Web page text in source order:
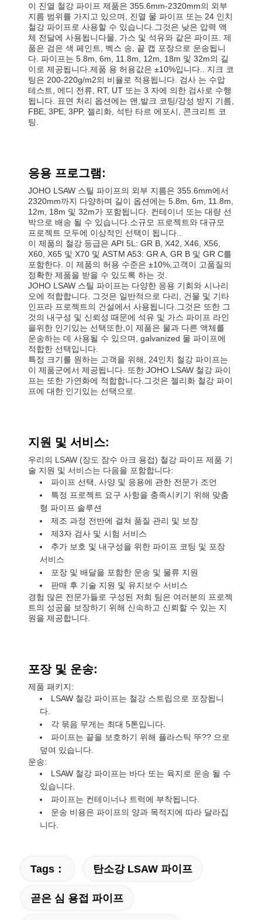
이 진열 철강 파이프 제품은 355.6mm-2320mm의 외부
지름 범위를 가지고 있으며, 진열 물 파이프 또는 24 인치
철강 파이프로 사용할 수 있습니다.그것은 낮은 압력 액
체 전달에 사용됩니다물, 가스 및 석유와 같은 파이프. 제
품은 검은 색 페인트, 벡스 송, 끝 캡 포장으로 운송됩니
다. 파이프는 5.8m, 6m, 11.8m, 12m, 18m 및 32m의 길
이로 제공됩니다.제품 용 허용값은 ±10%입니다.. 지크 코
팅은 200-220g/m2의 비율로 적용됩니다. 검사 는 수압
테스트, 에디 전류, RT, UT 또는 3 자에 의한 검사로 수행
됩니다. 표면 처리 옵션에는 맨,발크 코팅/강성 방지 기름,
FBE, 3PE, 3PP, 젤리화, 석탄 타르 에포시, 콘크리트 코
팅.
응용 프로그램:
JOHO LSAW 스틸 파이프의 외부 지름은 355.6mm에서
2320mm까지 다양하며 길이 옵션에는 5.8m, 6m, 11.8m,
12m, 18m 및 32m가 포함됩니다. 컨테이너 또는 대량 선
박으로 배송 될 수 있습니다.소규모 프로젝트와 대규모
프로젝트 모두에 이상적인 선택이 됩니다..
이 제품의 철강 등급은 API 5L: GR B, X42, X46, X56,
X60, X65 및 X70 및 ASTM A53: GR A, GR B 및 GR C를
포함한다. 이 제품의 허용 수준은 ±10%,고객이 고품질의
정확한 제품을 받을 수 있도록 하는 것.
JOHO LSAW 스틸 파이프는 다양한 응용 기회와 시나리
오에 적합합니다. 그것은 일반적으로 다리, 건물 및 기타
인프라 프로젝트의 건설에서 사용됩니다.그것은 또한 그
것의 내구성 및 신뢰성 때문에 석유 및 가스 파이프 라인
을위한 인기있는 선택또한,이 제품은 물과 다른 액체를
운송하는 데 사용될 수 있으며, galvanized 물 파이프에
적합한 선택입니다.
특정 크기를 원하는 고객을 위해, 24인치 철강 파이프는
이 제품군에서 제공됩니다. 또한 JOHO LSAW 철강 파이
프는 또한 가연화에 적합합니다.그것은 젤리화 철강 파이
프에 대한 인기있는 선택으로.
지원 및 서비스:
우리의 LSAW (장도 잠수 아크 용접) 철강 파이프 제품 기
술 지원 및 서비스는 다음을 포함합니다:
파이프 선택, 사양 및 응용에 관한 전문가 조언
특정 프로젝트 요구 사항을 충족시키기 위해 맞춤
형 파이프 솔루션
제조 과정 전반에 걸쳐 품질 관리 및 보장
제3자 검사 및 시험 서비스
추가 보호 및 내구성을 위한 파이프 코팅 및 포장
서비스
포장 및 배달을 포함한 운송 및 물류 지원
판매 후 기술 지원 및 유지보수 서비스
경험 많은 전문가들로 구성된 저희 팀은 여러분의 프로젝
트의 성공을 보장하기 위해 신속하고 신뢰할 수 있는 지
원을 제공합니다.
포장 및 운송:
제품 패키지:
LSAW 철강 파이프는 철강 스트립으로 포장됩니
다.
각 묶음 무게는 최대 5톤입니다.
파이프는 끝을 보호하기 위해 플라스틱 뚜?? 으로
덮여 있습니다.
운송:
LSAW 철강 파이프는 바다 또는 육지로 운송 될 수
있습니다.
파이프는 컨테이너나 트럭에 부착됩니다.
운송 비용은 파이프의 양과 목적지에 따라 달라집
니다.
Tags： 탄소강 LSAW 파이프
곧은 심 용접 파이프